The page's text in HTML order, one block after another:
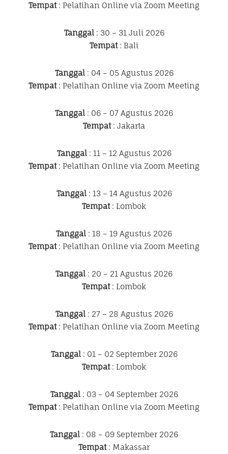
Tempat: Pelatihan Online via Zoom Meeting
Tanggal: 30 – 31 Juli 2026
Tempat: Bali
Tanggal: 04 – 05 Agustus 2026
Tempat: Pelatihan Online via Zoom Meeting
Tanggal : 06 – 07 Agustus 2026
Tempat: Jakarta
Tanggal: 11 – 12 Agustus 2026
Tempat: Pelatihan Online via Zoom Meeting
Tanggal: 13 – 14 Agustus 2026
Tempat: Lombok
Tanggal : 18 – 19 Agustus 2026
Tempat: Pelatihan Online via Zoom Meeting
Tanggal : 20 – 21 Agustus 2026
Tempat: Lombok
Tanggal: 27 – 28 Agustus 2026
Tempat: Pelatihan Online via Zoom Meeting
Tanggal: 01 – 02 September 2026
Tempat: Lombok
Tanggal: 03 – 04 September 2026
Tempat: Pelatihan Online via Zoom Meeting
Tanggal : 08 – 09 September 2026
Tempat: Makassar